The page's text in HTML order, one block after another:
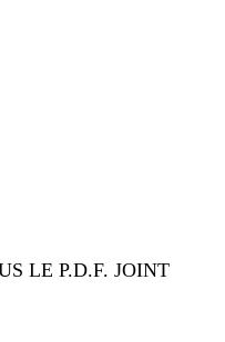
LE P.D.F. JOINT